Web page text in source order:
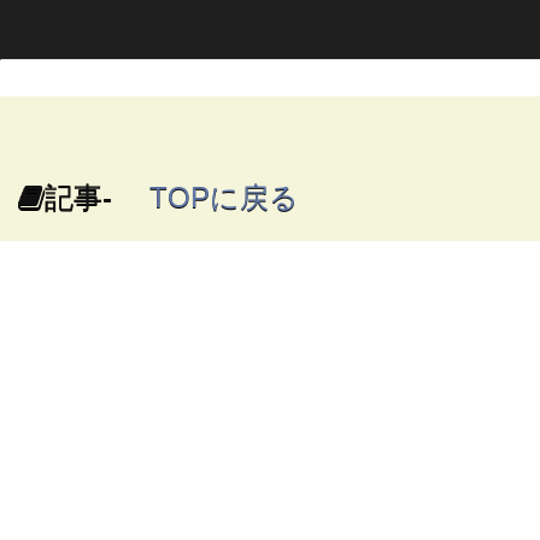
記事- TOPに戻る